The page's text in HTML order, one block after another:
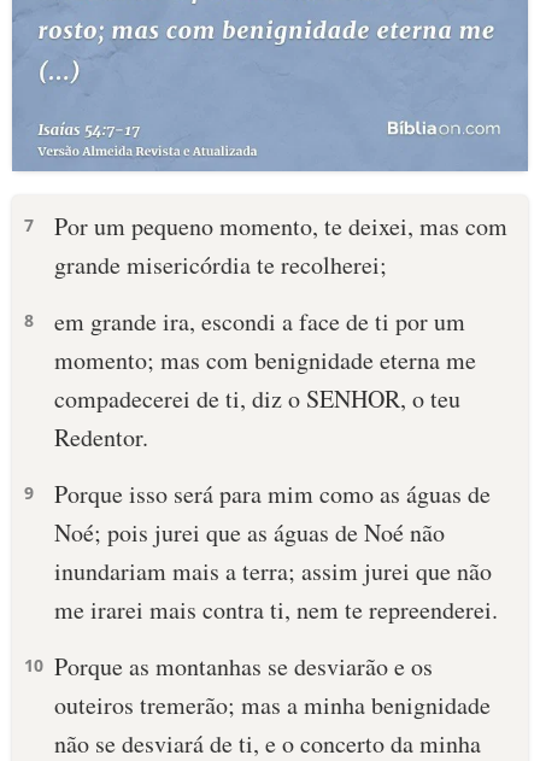
7
Por um pequeno momento, te deixei, mas com
grande misericórdia te recolherei;
8
em grande ira, escondi a face de ti por um
momento; mas com benignidade eterna me
compadecerei de ti, diz o SENHOR, o teu
Redentor.
9
Porque isso será para mim como as águas de
Noé; pois jurei que as águas de Noé não
inundariam mais a terra; assim jurei que não
me irarei mais contra ti, nem te repreenderei.
10 Porque as montanhas se desviarão e os
outeiros tremerão; mas a minha benignidade
não se desviará de ti, e o concerto da minha